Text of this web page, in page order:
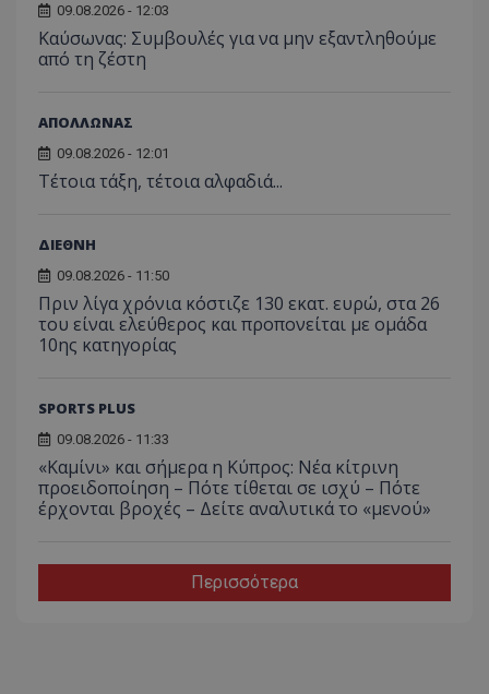
09.08.2026 - 12:03
Kαύσωνας: Συμβουλές για να μην εξαντληθούμε
από τη ζέστη
ΑΠΟΛΛΩΝΑΣ
09.08.2026 - 12:01
Τέτοια τάξη, τέτοια αλφαδιά...
ΔΙΕΘΝΗ
09.08.2026 - 11:50
Πριν λίγα χρόνια κόστιζε 130 εκατ. ευρώ, στα 26
του είναι ελεύθερος και προπονείται με ομάδα
10ης κατηγορίας
SPORTS PLUS
09.08.2026 - 11:33
«Καμίνι» και σήμερα η Κύπρος: Νέα κίτρινη
προειδοποίηση – Πότε τίθεται σε ισχύ – Πότε
έρχονται βροχές – Δείτε αναλυτικά το «μενού»
Περισσότερα